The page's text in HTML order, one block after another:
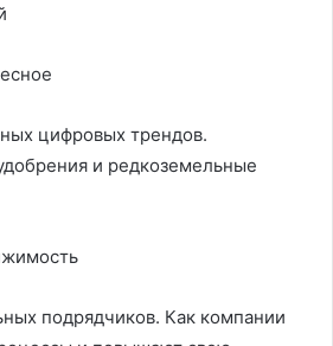
цифровых трендов.
и редкоземельные
подрядчиков. Как компании